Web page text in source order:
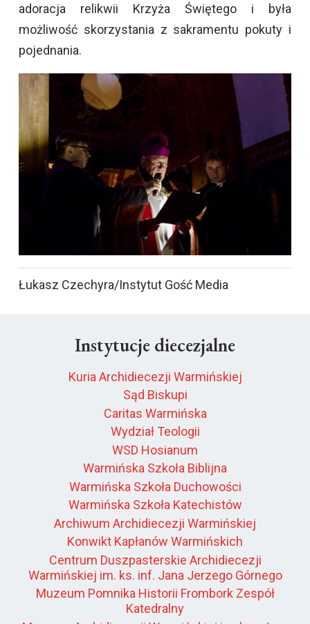
adoracja relikwii Krzyża Świętego i była
możliwość skorzystania z sakramentu pokuty i
pojednania.
Łukasz Czechyra/Instytut Gość Media
Instytucje diecezjalne
Kuria Archidiecezji Warmińskiej
Sąd Biskupi
Caritas Warmińska
Wydział Teologii
WSD Hosianum
Warmińska Szkoła Biblijna
Warmińska Szkoła Duchowości
Warmińska Szkoła Katechistów
Archiwum Archidiecezji Warmińskiej
Konwikt Kapłanów Warmińskich
Centrum Duszpasterskie Archidiecezji
Warmińskiej im. ks. inf. Jana Jerzego Górnego
Muzeum Pomnika Historii Frombork Zespół
Katedralny